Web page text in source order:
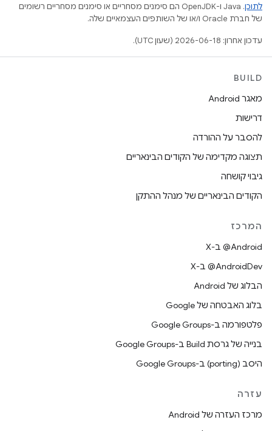
לתוכן
.‏ Java ו-OpenJDK הם סימנים מסחריים או סימנים מסחריים רשומים
של חברת Oracle ו/או של השותפים העצמאיים שלה.
עדכון אחרון: 2026-06-18 (שעון UTC).
BUILD
מאגר Android
דרישות
להסבר על ההורדה
תצוגה מקדימה של הקודים הבינאריים
גיבוי קושחה
הקודים הבינאריים של מנהל ההתקן
המרכז
‫‎@Android ב-X
‫‎@AndroidDev ב-X
הבלוג של Android
בלוג האבטחה של Google
פלטפורמה ב-Google Groups
בנייה של גרסת Build ב-Google Groups
היסב (porting) ב-Google Groups
עזרה
מרכז העזרה של Android